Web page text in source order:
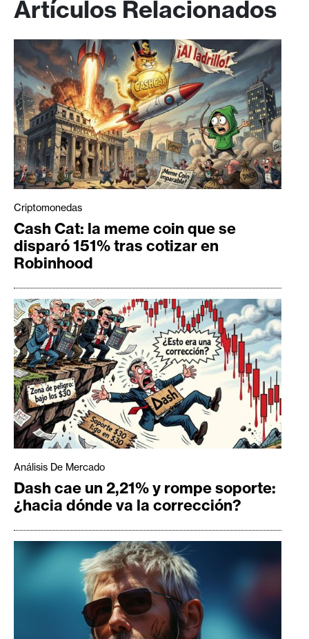
Artículos Relacionados
Criptomonedas
Cash Cat: la meme coin que se
disparó 151% tras cotizar en
Robinhood
Análisis De Mercado
Dash cae un 2,21% y rompe soporte:
¿hacia dónde va la corrección?